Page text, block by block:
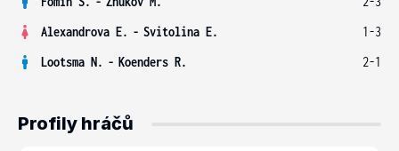
Alexandrova E. - Svitolina E.
1-3
Lootsma N. - Koenders R. 2-1
Profily hráčů